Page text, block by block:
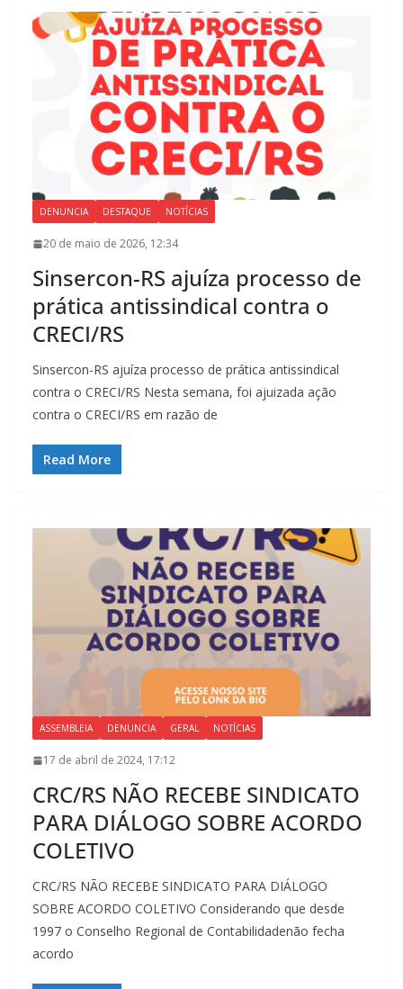
DENUNCIA DESTAQUE NOTÍCIAS
20 de maio de 2026, 12:34
Sinsercon-RS ajuíza processo de
prática antissindical contra o
CRECI/RS
Sinsercon-RS ajuíza processo de prática antissindical
contra o CRECI/RS Nesta semana, foi ajuizada ação
contra o CRECI/RS em razão de
Read More
ASSEMBLEIA DENUNCIA GERAL NOTÍCIAS
17 de abril de 2024, 17:12
CRC/RS NÃO RECEBE SINDICATO
PARA DIÁLOGO SOBRE ACORDO
COLETIVO
CRC/RS NÃO RECEBE SINDICATO PARA DIÁLOGO
SOBRE ACORDO COLETIVO Considerando que desde
1997 o Conselho Regional de Contabilidadenão fecha
acordo